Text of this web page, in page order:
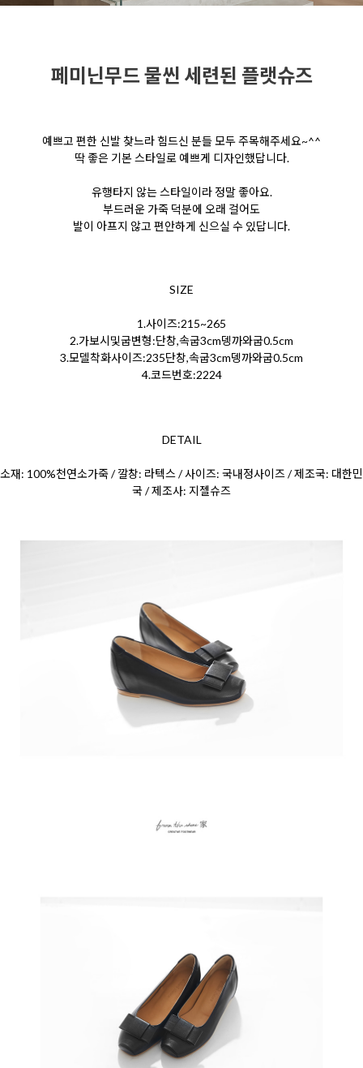
페미닌무드 물씬 세련된 플랫슈즈
예쁘고 편한 신발 찾느라 힘드신 분들 모두 주목해주세요~^^
딱 좋은 기본 스타일로 예쁘게 디자인했답니다.
유행타지 않는 스타일이라 정말 좋아요.
부드러운 가죽 덕분에 오래 걸어도
발이 아프지 않고 편안하게 신으실 수 있답니다.
SIZE
1.사이즈:215~265
2.가보시및굽변형:단창,속굽3cm뎅까와굽0.5cm
3.모델착화사이즈:235단창,속굽3cm뎅까와굽0.5cm
4.코드번호:2224
DETAIL
소재: 100%천연소가죽 / 깔창: 라텍스 / 사이즈: 국내정사이즈 / 제조국: 대한민
국 / 제조사: 지젤슈즈